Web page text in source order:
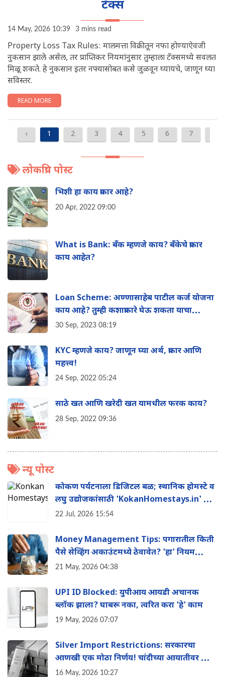
टॅक्स
14 May, 2026 10:39 3 mins read
Property Loss Tax Rules: मालमत्ता विक्रीतून नफा होण्याऐवजी
नुकसान झाले असेल, तर प्राप्तिकर नियमांनुसार तुम्हाला टॅक्समध्ये सवलत
मिळू शकते. हे नुकसान इतर नफ्यासोबत कसे जुळवून घ्यायचे, जाणून घ्या
सविस्तर.
READ MORE
‹ 1 2 3 4 5 6 7
लोकप्रिय पोस्ट
भिशी हा काय प्रकार आहे?
20 Apr, 2022 09:00
What is Bank: बँक म्हणजे काय? बँकेचे प्रकार
काय आहेत?
Loan Scheme: अण्णासाहेब पाटील कर्ज योजना
काय आहे? तुम्ही कशाप्रकारे घेऊ शकता याचा
फायदा? संपूर्ण माहिती एका क्लिकवर
30 Sep, 2023 08:19
KYC म्हणजे काय? जाणून घ्या अर्थ, प्रकार आणि
महत्त्व!
24 Sep, 2022 05:24
साठे खत आणि खरेदी खत यामधील फरक काय?
28 Sep, 2022 09:36
न्यू पोस्ट
कोकण पर्यटनाला डिजिटल बळ; स्थानिक होमस्टे व
लघु उद्योजकांसाठी 'KokanHomestays.in' ची
सुरुवात
22 Jul, 2026 15:54
Money Management Tips: पगारातील किती
पैसे सेव्हिंग अकाउंटमध्ये ठेवावेत? 'हा' नियम
तुम्हाला बनवेल श्रीमंत
21 May, 2026 04:38
UPI ID Blocked: युपीआय आयडी अचानक
ब्लॉक झाला? घाबरू नका, त्वरित करा 'हे' काम
19 May, 2026 07:07
Silver Import Restrictions: सरकारचा
आणखी एक मोठा निर्णय! चांदीच्या आयातीवर आता
मोठी मर्यादा
16 May, 2026 10:27